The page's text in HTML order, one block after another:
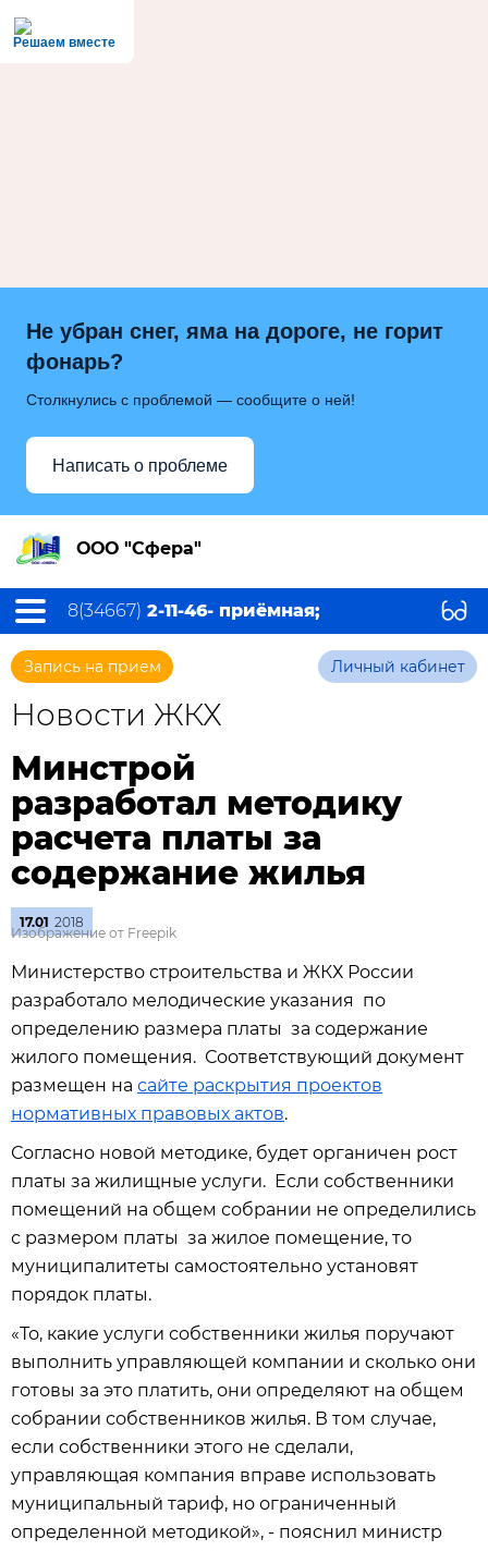
Решаем вместе
Не убран снег, яма на дороге, не горит
фонарь?
Столкнулись с проблемой — сообщите о ней!
Написать о проблеме
ООО "Сфера"
8(34667) 2-11-46- приёмная;
Запись на прием Личный кабинет
Новости ЖКХ
Минстрой
разработал методику
расчета платы за
содержание жилья
17.01 2018
Изображение от Freepik
Министерство строительства и ЖКХ России
разработало мелодические указания по
определению размера платы за содержание
жилого помещения. Соответствующий документ
размещен на сайте раскрытия проектов
нормативных правовых актов.
Согласно новой методике, будет органичен рост
платы за жилищные услуги. Если собственники
помещений на общем собрании не определились
с размером платы за жилое помещение, то
муниципалитеты самостоятельно установят
порядок платы.
«То, какие услуги собственники жилья поручают
выполнить управляющей компании и сколько они
готовы за это платить, они определяют на общем
собрании собственников жилья. В том случае,
если собственники этого не сделали,
управляющая компания вправе использовать
муниципальный тариф, но ограниченный
определенной методикой», - пояснил министр